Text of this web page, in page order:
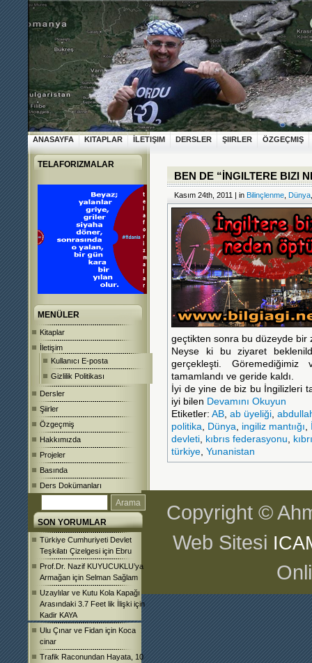
ANASAYFA KITAPLAR İLETIŞIM DERSLER ŞIIRLER ÖZGEÇMIŞ
TELAFORIZMALAR
MENÜLER
Kitaplar
İletişim
Kullanıcı E-posta
Gizlilik Politikası
Dersler
Şiirler
Özgeçmiş
Hakkımızda
Projeler
Basında
Ders Dokümanları
SON YORUMLAR
Türkiye Cumhuriyeti Devlet
Teşkilatı Çizelgesi için Ebru
Prof.Dr. Nazif KUYUCUKLU’ya
Armağan için Selman Sağlam
Uzaylılar ve Kutu Kola Kapağı
Arasındaki 3.7 Feet lik İlişki için
Kadir KAYA
Ulu Çınar ve Fidan için Koca
cinar
Trafik Raconundan Hayata, 10
BEN DE “İNGILTERE BIZI
Kasım 24th, 2011 | in Bilinçlenme Dünya
geçtikten sonra bu düzeyde bir
Neyse ki bu ziyaret
gerçekleşti.
tamamlandı ve geride kaldı.
İyi de yine de biz bu İngilizleri
iyi bilen Devamını Okuyun
Etiketler: AB, ab üyeliği,
politika, Dünya, ingiliz mantıığı,
devleti, kıbrıs federasyonu,
türkiye, Yunanistan
Copyright ©
Web Sitesi